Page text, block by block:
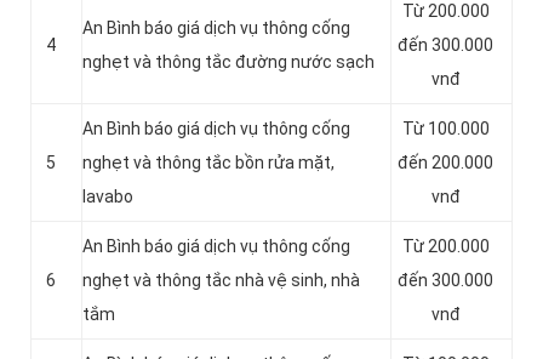
4
An Bình báo giá dịch vụ thông cống
nghẹt và thông tắc đường nước sạch
Từ 200.000
đến 300.000
vnđ
5
An Bình báo giá dịch vụ thông cống
nghẹt và thông tắc bồn rửa mặt,
lavabo
Từ 100.000
đến 200.000
vnđ
6
An Bình báo giá dịch vụ thông cống
nghẹt và thông tắc nhà vệ sinh, nhà
tắm
Từ 200.000
đến 300.000
vnđ